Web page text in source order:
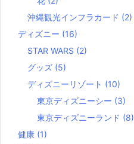
沖縄観光インフラカード (2)
ディズニー (16)
STAR WARS (2)
グッズ (5)
ディズニーリゾート (10)
東京ディズニーシー (3)
東京ディズニーランド (8)
健康 (1)